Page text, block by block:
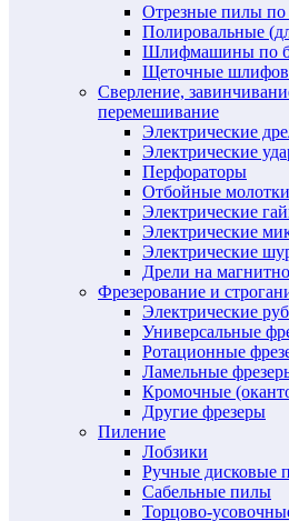
Отрезные пилы по
Полировальные
Шлифмашины по
Щеточные
Сверление,
перемешивание
Электрические
Электрические
Перфораторы
Отбойные молотки
Электрические
Электрические
Электрические
Дрели на
Фрезерование и
Электрические
Универсальные
Ротационные
Ламельные
Кромочные
Другие фрезеры
Пиление
Лобзики
Ручные дисковые
Сабельные пилы
Торцово-